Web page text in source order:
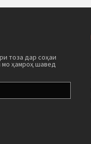
тоза дар соҳаи
ҳамроҳ шавед